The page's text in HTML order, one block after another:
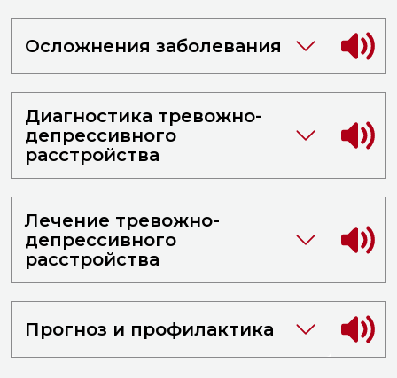
Осложнения заболевания
Диагностика тревожно-
депрессивного
расстройства
Лечение тревожно-
депрессивного
расстройства
Прогноз и профилактика